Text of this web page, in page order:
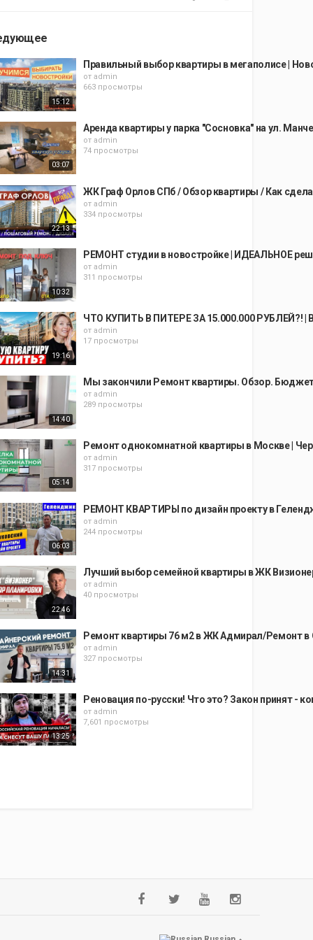
15:12
Правильный выбор квартиры в мегаполисе |
от admin
663 просмотры
03:07
Аренда квартиры у парка "Сосновка" на ул.
от admin
74 просмотры
22:13
ЖК Граф Орлов СПб / Обзор квартиры / Как
от admin
334 просмотры
10:32
РЕМОНТ студии в новостройке | ИДЕАЛЬНОЕ
от admin
311 просмотры
19:16
ЧТО КУПИТЬ В ПИТЕРЕ ЗА 15.000.000 РУБЛЕЙ?!
от admin
17 просмотры
14:40
Мы закончили Ремонт квартиры. Обзор.
от admin
289 просмотры
05:14
Ремонт однокомнатной квартиры в Москве |
от admin
317 просмотры
06:03
РЕМОНТ КВАРТИРЫ по дизайн проекту в
от admin
244 просмотры
22:46
Лучший выбор семейной квартиры в ЖК
от admin
40 просмотры
14:31
Ремонт квартиры 76 м2 в ЖК Адмирал/Ремонт в
от admin
327 просмотры
13:25
Реновация по-русски! Что это? Закон принят -
от admin
7,601 просмотры